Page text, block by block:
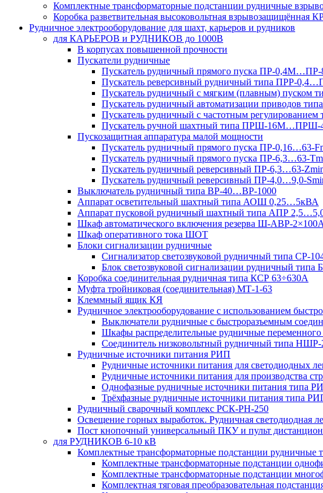
Комплектные трансформаторные подстанции рудничные
Коробка разветвительная высоковольтная взрывозащищённая
Рудничное электрооборудование для шахт, карьеров и рудников
для КАРЬЕРОВ и РУДНИКОВ до 1000В
В корпусах повышенной прочности
Пускатели рудничные
Пускатель рудничный прямого пуска ПР-
Пускатель реверсивный рудничный типа ПРР-
Пускатель рудничный с мягким (плавным)
Пускатель рудничный автоматизации приводов
Пускатель рудничный с частотным
Пускатель ручной шахтный типа ПРШ-
Пускозащитная аппаратура малой мощности
Пускатель рудничный прямого пуска ПР-0,16…63-
Пускатель рудничный прямого пуска ПР-6,3…63-
Пускатель рудничный реверсивный ПР-6,3…63-
Пускатель рудничный реверсивный ПР-4,0…9,0-
Выключатель рудничный типа ВР-40…ВР-1000
Аппарат осветительный шахтный типа АОШ 0,25…5кВА
Аппарат пусковой рудничный шахтный типа АПР
Шкаф автоматического включения резерва Ш-АВР-
Шкаф оперативного тока ШОТ
Блоки сигнализации рудничные
Сигнализатор светозвуковой рудничный типа СР-
Блок светозвуковой сигнализации рудничный
Коробка соединительная рудничная типа КСР 63÷630А
Муфта тройниковая (соединительная) МТ-1-63
Клеммный ящик КЯ
Рудничное электрооборудование с использованием
Выключатели рудничные с быстроразъемным
Шкафы распределительные рудничные
Соединитель низковольтный рудничный типа НШР-
Рудничные источники питания РИП
Рудничные источники питания для светодиодных
Рудничные источники питания для производства
Однофазные рудничные источники питания типа
Трёхфазные рудничные источники питания типа
Рудничный сварочный комплекс РСК-РН-250
Освещение горных выработок. Рудничная светодиодная
Пост кнопочный универсальный ПКУ и пульт
для РУДНИКОВ 6-10 кВ
Комплектные трансформаторные подстанции
Комплектные трансформаторные подстанции
Комплектные трансформаторные подстанции
Комплектная тяговая преобразовательная